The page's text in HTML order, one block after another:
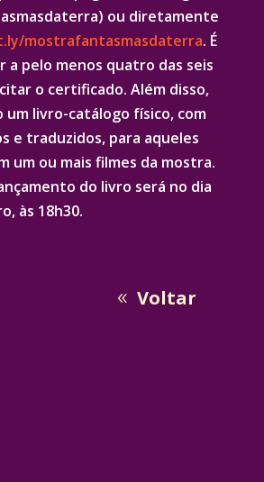
ou diretamente
mostrafantasmasdaterra. É
a pelo menos quatro das seis
o certificado. Além disso,
um livro-catálogo físico, com
e traduzidos, para aqueles
um ou mais filmes da mostra.
do livro será no dia
às 18h30.
Voltar